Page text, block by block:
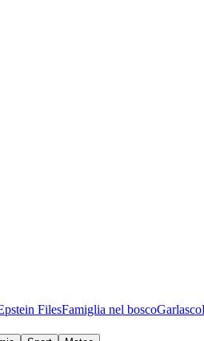
FilesFamiglia nel boscoGarlasco